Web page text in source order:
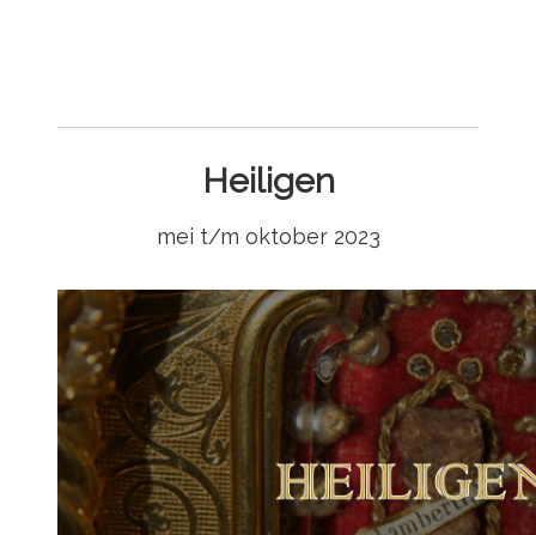
Heiligen
mei t/m oktober 2023